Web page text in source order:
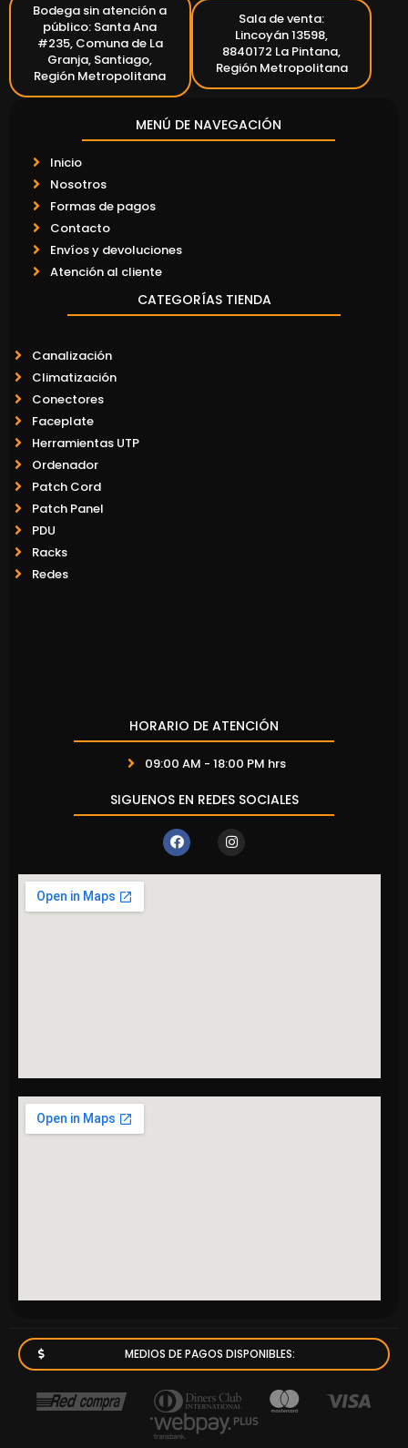
Bodega sin atención a
público: Santa Ana
#235, Comuna de La
Granja, Santiago,
Región Metropolitana
Sala de venta:
Lincoyán 13598,
8840172 La Pintana,
Región Metropolitana
MENÚ DE NAVEGACIÓN
Inicio
Nosotros
Formas de pagos
Contacto
Envíos y devoluciones
Atención al cliente
CATEGORÍAS TIENDA
Canalización
Climatización
Conectores
Faceplate
Herramientas UTP
Ordenador
Patch Cord
Patch Panel
PDU
Racks
Redes
HORARIO DE ATENCIÓN
09:00 AM - 18:00 PM hrs
SIGUENOS EN REDES SOCIALES
MEDIOS DE PAGOS DISPONIBLES: